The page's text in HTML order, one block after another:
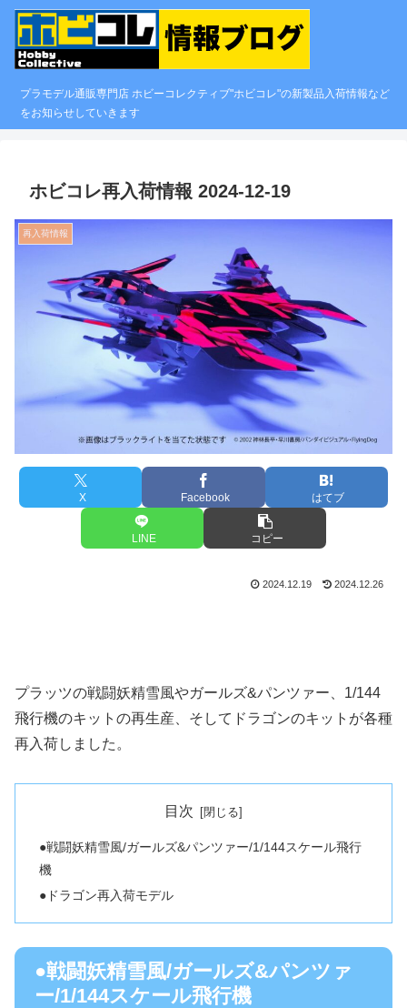
プラモデル通販専門店 ホビーコレクティブ"ホビコレ"の新製品入荷情報など
をお知らせしていきます
ホビコレ再入荷情報 2024-12-19
再入荷情報
X Facebook はてブ
LINE コピー
2024.12.19 2024.12.26
プラッツの戦闘妖精雪風やガールズ&パンツァー、1/144
飛行機のキットの再生産、そしてドラゴンのキットが各種
再入荷しました。
目次
●戦闘妖精雪風/ガールズ&パンツァー/1/144スケール飛行
機
●ドラゴン再入荷モデル
●戦闘妖精雪風/ガールズ&パンツァ
ー/1/144スケール飛行機